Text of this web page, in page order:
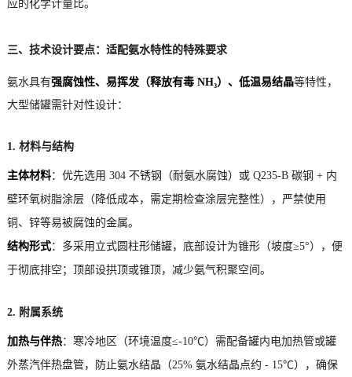
应的化学计量比。
三、技术设计要点：适配氨水特性的特殊要求
氨水具有强腐蚀性、易挥发（释放有毒 NH₃）、低温易结晶等特性，
大型储罐需针对性设计：
1. 材料与结构
主体材料：优先选用 304 不锈钢（耐氨水腐蚀）或 Q235-B 碳钢 + 内
壁环氧树脂涂层（降低成本，需定期检查涂层完整性），严禁使用
铜、锌等易被腐蚀的金属。
结构形式：多采用立式圆柱形储罐，底部设计为锥形（坡度≥5°），便
于彻底排空；顶部设拱顶或锥顶，减少氨气积聚空间。
2. 附属系统
加热与伴热：寒冷地区（环境温度≤-10℃）需配备罐内电加热管或罐
外蒸汽伴热盘管，防止氨水结晶（25% 氨水结晶点约 - 15℃），确保